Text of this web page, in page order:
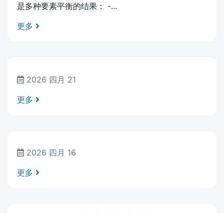
是多种要素平衡的结果： -...
更多
2026 四月 21
更多
2026 四月 16
更多